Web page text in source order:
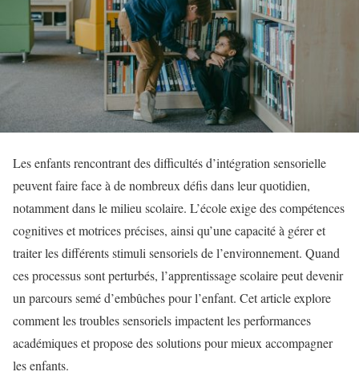
Les enfants rencontrant des difficultés d’intégration sensorielle
peuvent faire face à de nombreux défis dans leur quotidien,
notamment dans le milieu scolaire. L’école exige des compétences
cognitives et motrices précises, ainsi qu’une capacité à gérer et
traiter les différents stimuli sensoriels de l’environnement. Quand
ces processus sont perturbés, l’apprentissage scolaire peut devenir
un parcours semé d’embûches pour l’enfant. Cet article explore
comment les troubles sensoriels impactent les performances
académiques et propose des solutions pour mieux accompagner
les enfants.